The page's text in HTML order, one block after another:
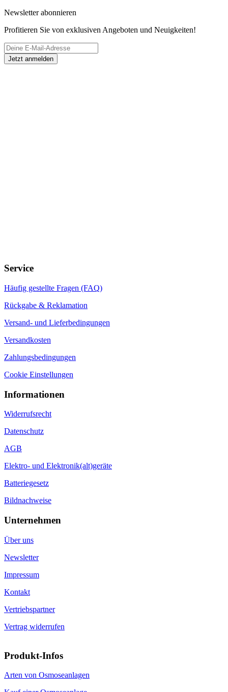
Newsletter abonnieren
Profitieren Sie von exklusiven Angeboten und Neuigkeiten!
Versand- und Lieferbedingungen
Versandkosten
Zahlungsbedingungen
Cookie Einstellungen
AGB
Elektro- und Elektronik(alt)geräte
Batteriegesetz
Bildnachweise
Impressum
Kontakt
Vertriebspartner
Vertrag widerrufen
Produkt-Infos
Preis einer Osmoseanlagen